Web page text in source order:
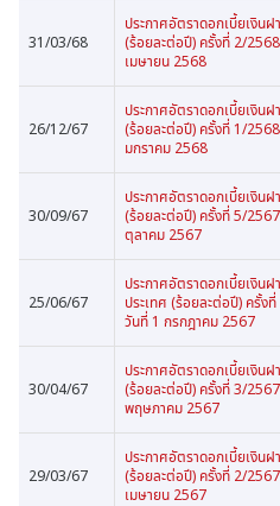
31/03/68
ประกาศอัตราดอกเบี้ยเงินฝ
(ร้อยละต่อปี) ครั้งที่ 2/
เมษายน 2568
26/12/67
ประกาศอัตราดอกเบี้ยเงินฝ
(ร้อยละต่อปี) ครั้งที่ 1/
มกราคม 2568
30/09/67
ประกาศอัตราดอกเบี้ยเงินฝ
(ร้อยละต่อปี) ครั้งที่ 5/
ตุลาคม 2567
25/06/67
ประกาศอัตราดอกเบี้ยเงินฝ
ประเทศ (ร้อยละต่อปี) ครั้
วันที่ 1 กรกฎาคม 2567
30/04/67
ประกาศอัตราดอกเบี้ยเงินฝ
(ร้อยละต่อปี) ครั้งที่ 3/
พฤษภาคม 2567
29/03/67
ประกาศอัตราดอกเบี้ยเงินฝ
(ร้อยละต่อปี) ครั้งที่ 2/
เมษายน 2567